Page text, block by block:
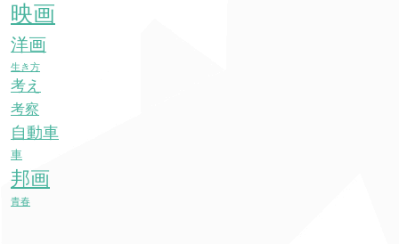
映画
洋画
生き方
考え
考察
自動車
車
邦画
青春